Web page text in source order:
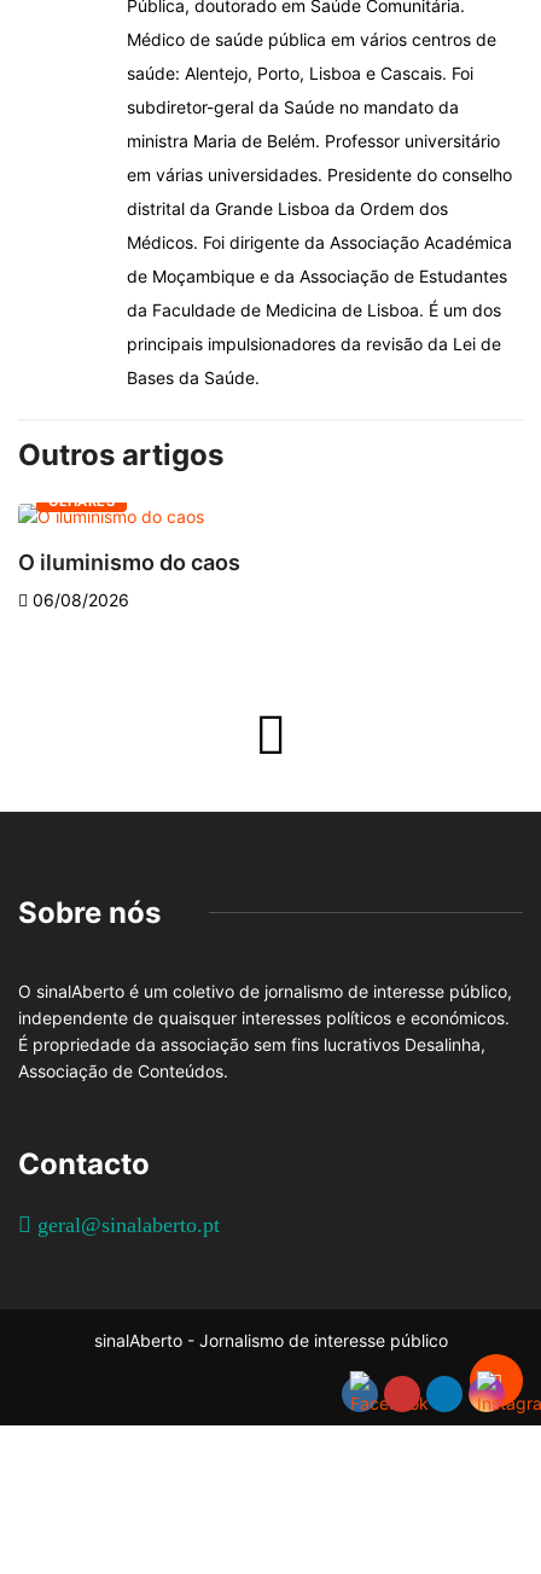
Pública, doutorado em Saúde Comunitária.
Médico de saúde pública em vários centros de
saúde: Alentejo, Porto, Lisboa e Cascais. Foi
subdiretor-geral da Saúde no mandato da
ministra Maria de Belém. Professor universitário
em várias universidades. Presidente do conselho
distrital da Grande Lisboa da Ordem dos
Médicos. Foi dirigente da Associação Académica
de Moçambique e da Associação de Estudantes
da Faculdade de Medicina de Lisboa. É um dos
principais impulsionadores da revisão da Lei de
Bases da Saúde.
Outros artigos
OLHARES
O iluminismo do caos
06/08/2026
Sobre nós
O sinalAberto é um coletivo de jornalismo de interesse público,
independente de quaisquer interesses políticos e económicos.
É propriedade da associação sem fins lucrativos Desalinha,
Associação de Conteúdos.
Contacto
geral@sinalaberto.pt
sinalAberto - Jornalismo de interesse público